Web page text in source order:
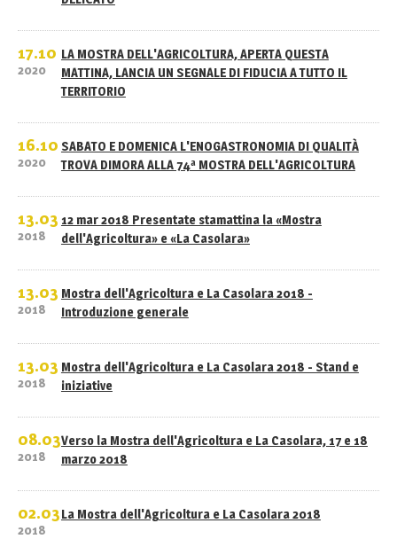
17.10
2020
LA MOSTRA DELL'AGRICOLTURA, APERTA QUESTA
MATTINA, LANCIA UN SEGNALE DI FIDUCIA A TUTTO IL
TERRITORIO
16.10
2020
SABATO E DOMENICA L'ENOGASTRONOMIA DI QUALITÀ
TROVA DIMORA ALLA 74ª MOSTRA DELL'AGRICOLTURA
13.03
2018
12 mar 2018 Presentate stamattina la «Mostra
dell'Agricoltura» e «La Casolara»
13.03
2018
Mostra dell'Agricoltura e La Casolara 2018 -
Introduzione generale
13.03
2018
Mostra dell'Agricoltura e La Casolara 2018 - Stand e
iniziative
08.03
2018
Verso la Mostra dell'Agricoltura e La Casolara, 17 e 18
marzo 2018
02.03
2018
La Mostra dell'Agricoltura e La Casolara 2018